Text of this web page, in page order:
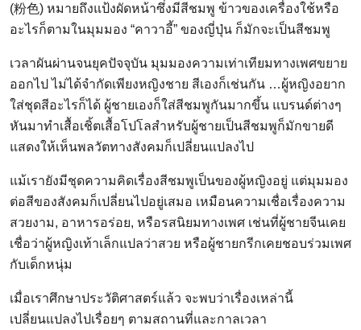
(粉色) หมายถึงแป้งผัดหน้าซึ่งมีสีชมพู ข้าวของเครื่องใช้หรือ
อะไรก็ตามในมุมมอง “คาวาอี้” ของญี่ปุ่น ก็มักจะเป็นสีชมพู
เวลาผันผ่านจนยุคปัจจุบัน มุมมองความเท่าเทียมทางเพศขยาย
ออกไป ไม่ได้จำกัดเพียงหญิงชาย สีเองก็เช่นกัน …ผู้หญิงอยาก
ใส่ชุดสีอะไรก็ได้ ผู้ชายเองก็ใส่สีชมพูกันมากขึ้น แบรนด์ต่างๆ
หันมาทำเสื้อเชิ้ตเสื้อโปโลสำหรับผู้ชายเป็นสีชมพูก็มักขายดี
แสดงให้เห็นพลวัตทางสังคมก็เปลี่ยนแปลงไป
แม้เรายังมีชุดความคิดเรื่องสีชมพูเป็นของผู้หญิงอยู่ แต่มุมมอง
ต่อสีของสังคมก็เปลี่ยนไปอยู่เสมอ เหมือนความเชื่อเรื่องความ
สวยงาม, อาหารอร่อย, หรือรสนิยมทางเพศ เช่นที่ผู้ชายจีนเคย
เชื่อว่าผู้หญิงเท้าเล็กแปลว่าสวย หรือผู้ชายกรีกเคยชอบร่วมเพศ
กับเด็กหนุ่ม
เมื่อเราศึกษาประวัติศาสตร์แล้ว จะพบว่าเรื่องเหล่านี้
เปลี่ยนแปลงไปเรื่อยๆ ตามสถานที่และกาลเวลา